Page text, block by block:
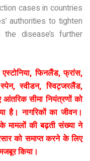
cases in countries
authorities to tighten
disease’s further
फिनलैंड, फ्रांस,
स्पेन, स्वीडन, स्विट्जरलैंड,
आंतरिक सीमा नियंत्रणों को
है। नागरिकों का जीवन।
मामलों की बढ़ती संख्या ने
को समाप्त करने के लिए
किया।